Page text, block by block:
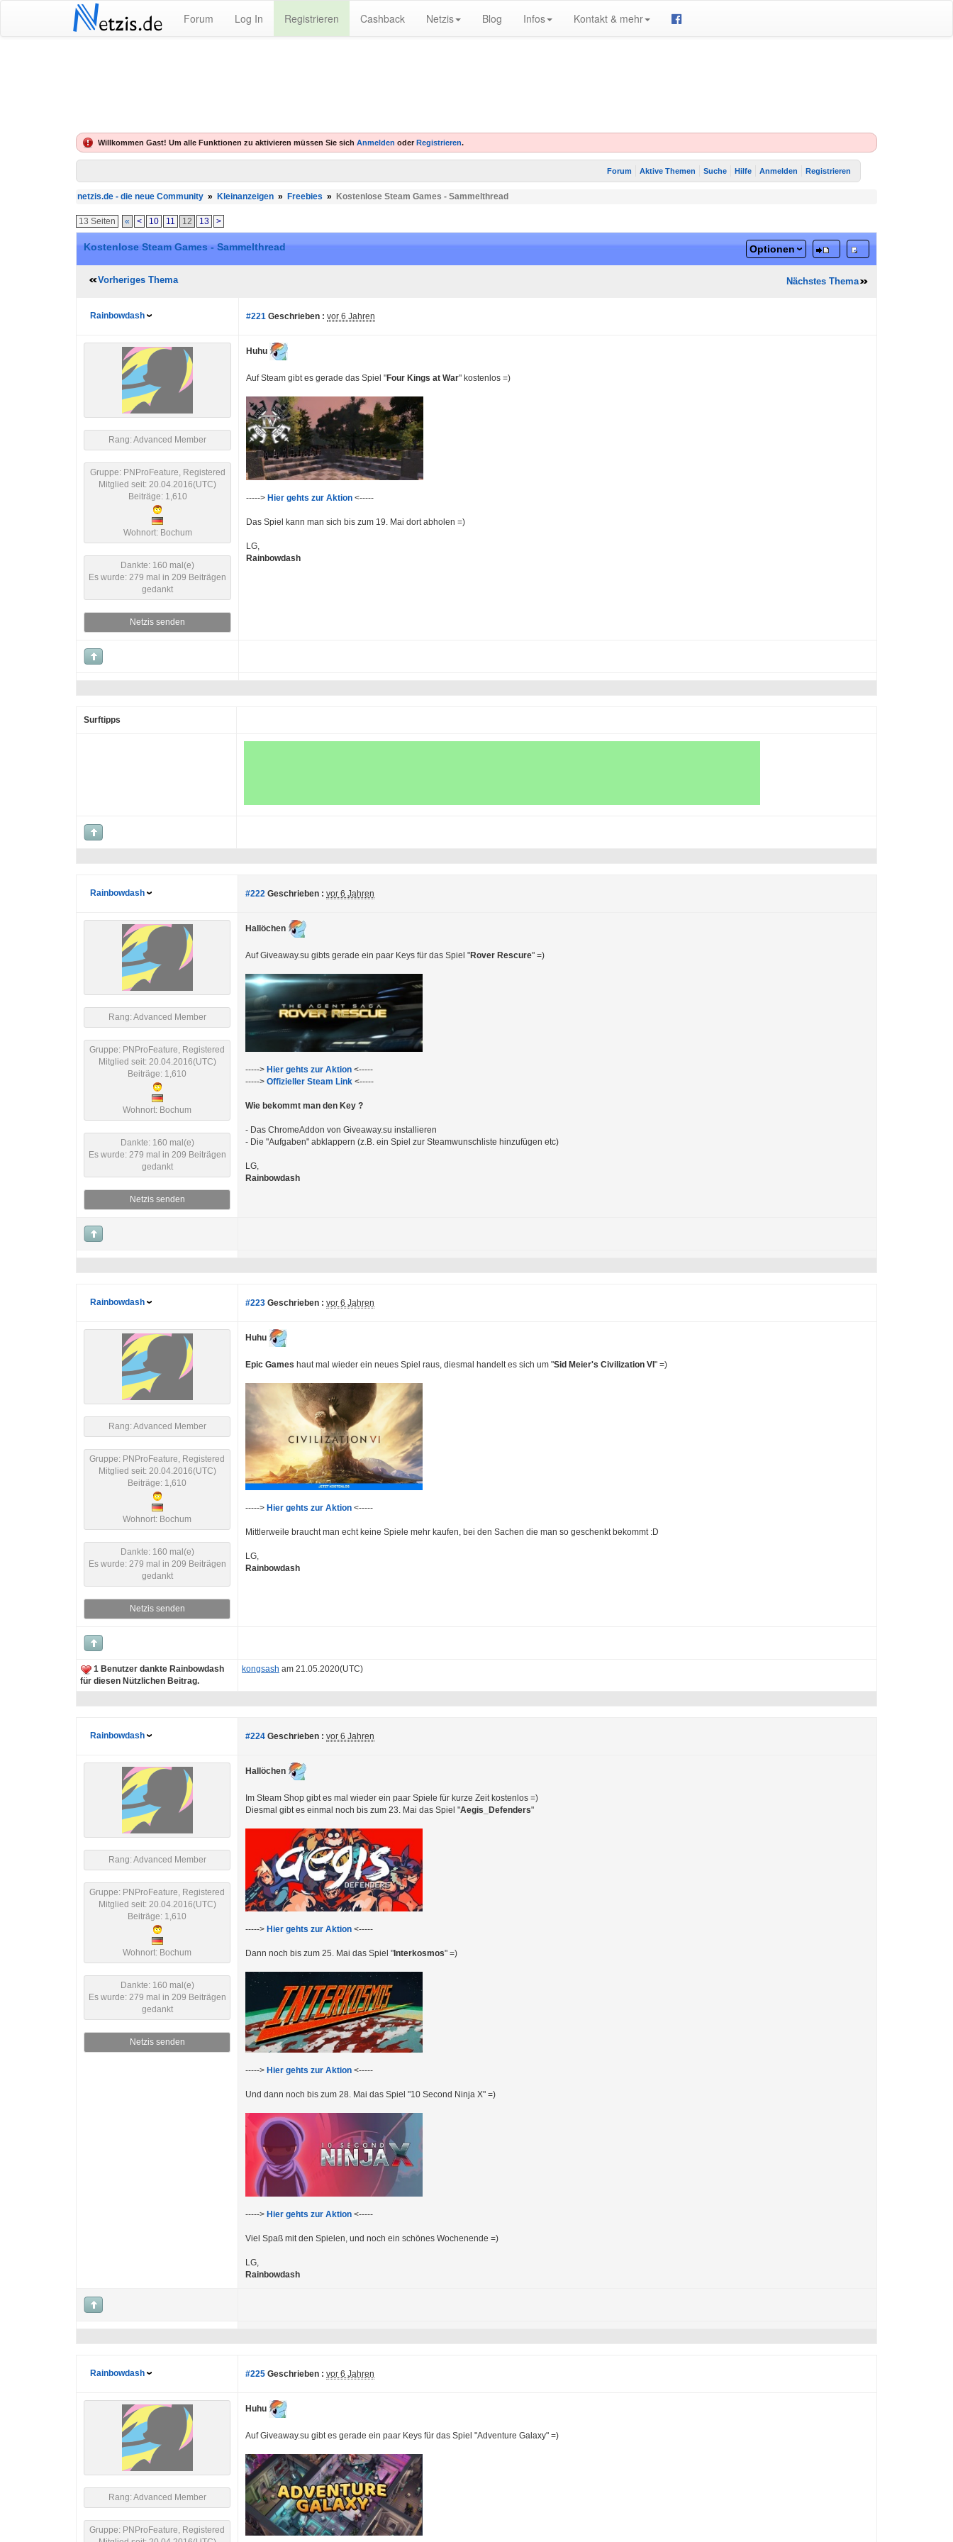
Netzis.de Forum Log In Registrieren Cashback Netzis Blog Infos Kontakt & mehr
Willkommen Gast! Um alle Funktionen zu aktivieren müssen Sie sich Anmelden oder Registrieren.
Forum Aktive Themen Suche Hilfe Anmelden Registrieren
netzis.de - die neue Community » Kleinanzeigen » Freebies » Kostenlose Steam Games - Sammelthread
13 Seiten « < 10 11 12 13 >
Kostenlose Steam Games - Sammelthread Optionen
Vorheriges Thema Nächstes Thema
Rainbowdash #221 Geschrieben : vor 6 Jahren
Rang: Advanced Member
Gruppe: PNProFeature, Registered
Mitglied seit: 20.04.2016(UTC)
Beiträge: 1,610
Wohnort: Bochum
Dankte: 160 mal(e)
Es wurde: 279 mal in 209 Beiträgen
gedankt
Netzis senden
Huhu
Auf Steam gibt es gerade das Spiel "Four Kings at War" kostenlos =)
-----> Hier gehts zur Aktion <-----
Das Spiel kann man sich bis zum 19. Mai dort abholen =)
LG,
Rainbowdash
Surftipps
Rainbowdash #222 Geschrieben : vor 6 Jahren
Rang: Advanced Member
Gruppe: PNProFeature, Registered
Mitglied seit: 20.04.2016(UTC)
Beiträge: 1,610
Wohnort: Bochum
Dankte: 160 mal(e)
Es wurde: 279 mal in 209 Beiträgen
gedankt
Netzis senden
Hallöchen
Auf Giveaway.su gibts gerade ein paar Keys für das Spiel "Rover Rescure" =)
-----> Hier gehts zur Aktion <-----
-----> Offizieller Steam Link <-----
Wie bekommt man den Key ?
- Das ChromeAddon von Giveaway.su installieren
- Die "Aufgaben" abklappern (z.B. ein Spiel zur Steamwunschliste hinzufügen etc)
LG,
Rainbowdash
Rainbowdash #223 Geschrieben : vor 6 Jahren
Rang: Advanced Member
Gruppe: PNProFeature, Registered
Mitglied seit: 20.04.2016(UTC)
Beiträge: 1,610
Wohnort: Bochum
Dankte: 160 mal(e)
Es wurde: 279 mal in 209 Beiträgen
gedankt
Netzis senden
Huhu
Epic Games haut mal wieder ein neues Spiel raus, diesmal handelt es sich um "Sid Meier's Civilization VI " =)
-----> Hier gehts zur Aktion <-----
Mittlerweile braucht man echt keine Spiele mehr kaufen, bei den Sachen die man so geschenkt bekommt :D
LG,
Rainbowdash
1 Benutzer dankte Rainbowdash
für diesen Nützlichen Beitrag.
kongsash am 21.05.2020(UTC)
Rainbowdash #224 Geschrieben : vor 6 Jahren
Rang: Advanced Member
Gruppe: PNProFeature, Registered
Mitglied seit: 20.04.2016(UTC)
Beiträge: 1,610
Wohnort: Bochum
Dankte: 160 mal(e)
Es wurde: 279 mal in 209 Beiträgen
gedankt
Netzis senden
Hallöchen
Im Steam Shop gibt es mal wieder ein paar Spiele für kurze Zeit kostenlos =)
Diesmal gibt es einmal noch bis zum 23. Mai das Spiel "Aegis_Defenders"
-----> Hier gehts zur Aktion <-----
Dann noch bis zum 25. Mai das Spiel " Interkosmos" =)
-----> Hier gehts zur Aktion <-----
Und dann noch bis zum 28. Mai das Spiel "10 Second Ninja X" =)
-----> Hier gehts zur Aktion <-----
Viel Spaß mit den Spielen, und noch ein schönes Wochenende =)
LG,
Rainbowdash
Rainbowdash #225 Geschrieben : vor 6 Jahren
Rang: Advanced Member
Gruppe: PNProFeature, Registered
Huhu
Auf Giveaway.su gibt es gerade ein paar Keys für das Spiel "Adventure Galaxy" =)